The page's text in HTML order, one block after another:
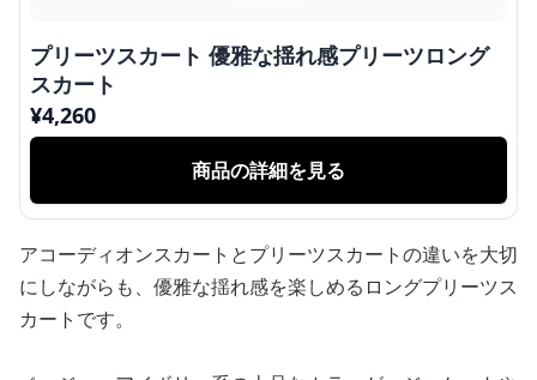
プリーツスカート 優雅な揺れ感プリーツロング
スカート
¥4,260
商品の詳細を見る
アコーディオンスカートとプリーツスカートの違いを大切
にしながらも、優雅な揺れ感を楽しめるロングプリーツス
カートです。